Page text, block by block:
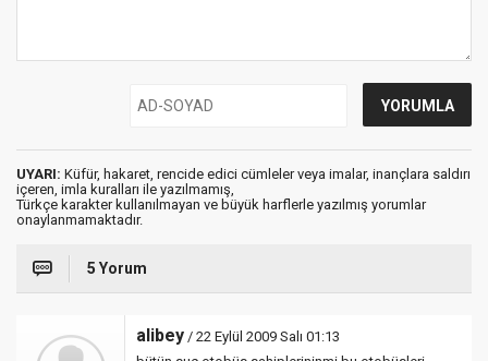
UYARI: Küfür, hakaret, rencide edici cümleler veya imalar, inançlara saldırı
içeren, imla kuralları ile yazılmamış,
Türkçe karakter kullanılmayan ve büyük harflerle yazılmış yorumlar
onaylanmamaktadır.
5 Yorum
alibey / 22 Eylül 2009 Salı 01:13